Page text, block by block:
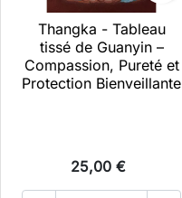
Thangka - Tableau
tissé de Guanyin –
Compassion, Pureté et
Protection Bienveillante
25,00 €